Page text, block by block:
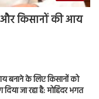
और किसानों की आय
बनाने के लिए किसानों को
जा रहा है: मोहिंदर भगत